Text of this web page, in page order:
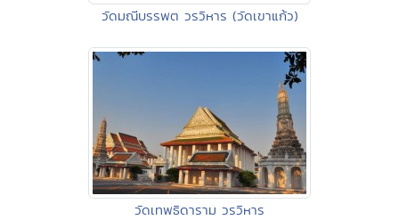
วัดมณีบรรพต วรวิหาร (วัดเขาแก้ว)
วัดเทพธิดาราม วรวิหาร